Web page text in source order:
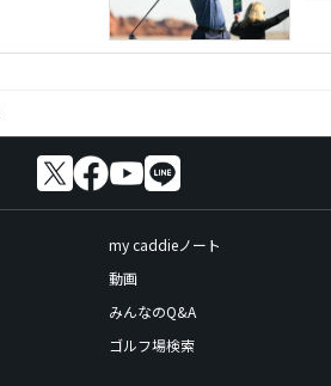
my caddieノート
動画
みんなのQ&A
ゴルフ場検索